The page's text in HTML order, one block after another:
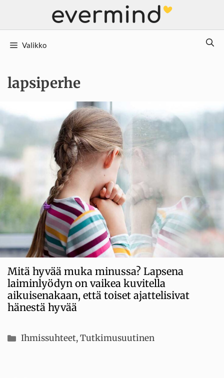
Valikko
lapsiperhe
Mitä hyvää muka minussa? Lapsena
laiminlyödyn on vaikea kuvitella
aikuisenakaan, että toiset ajattelisivat
hänestä hyvää
Kategoriat
Ihmissuhteet,Tutkimusuutinen